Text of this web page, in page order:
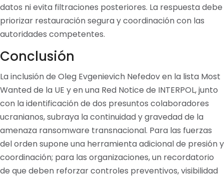
datos ni evita filtraciones posteriores. La respuesta debe
priorizar restauración segura y coordinación con las
autoridades competentes.
Conclusión
La inclusión de Oleg Evgenievich Nefedov en la lista Most
Wanted de la UE y en una Red Notice de INTERPOL, junto
con la identificación de dos presuntos colaboradores
ucranianos, subraya la continuidad y gravedad de la
amenaza ransomware transnacional. Para las fuerzas
del orden supone una herramienta adicional de presión y
coordinación; para las organizaciones, un recordatorio
de que deben reforzar controles preventivos, visibilidad